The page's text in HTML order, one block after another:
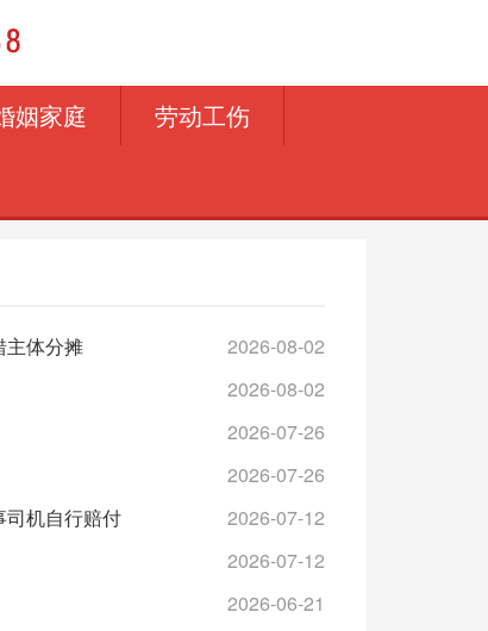
姻家庭
劳动工伤
2026-08-02
主体分摊
2026-08-02
2026-07-26
2026-07-26
2026-07-12
司机自行赔付
2026-07-12
2026-06-21